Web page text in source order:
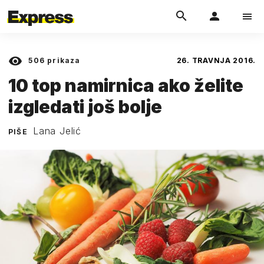
506 prikaza 26. TRAVNJA 2016.
10 top namirnica ako želite
izgledati još bolje
PIŠE Lana Jelić